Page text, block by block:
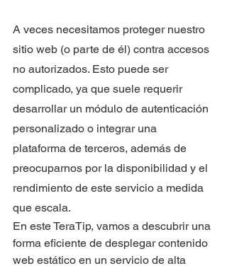
A veces necesitamos proteger nuestro
sitio web (o parte de él) contra accesos
no autorizados. Esto puede ser
complicado, ya que suele requerir
desarrollar un módulo de autenticación
personalizado o integrar una
plataforma de terceros, además de
preocuparnos por la disponibilidad y el
rendimiento de este servicio a medida
que escala.
En este TeraTip, vamos a descubrir una
forma eficiente de desplegar contenido
web estático en un servicio de alta